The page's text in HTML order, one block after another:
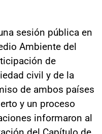
sesión pública en
Ambiente del
de
civil y de la
de ambos países
y un proceso
informaron al